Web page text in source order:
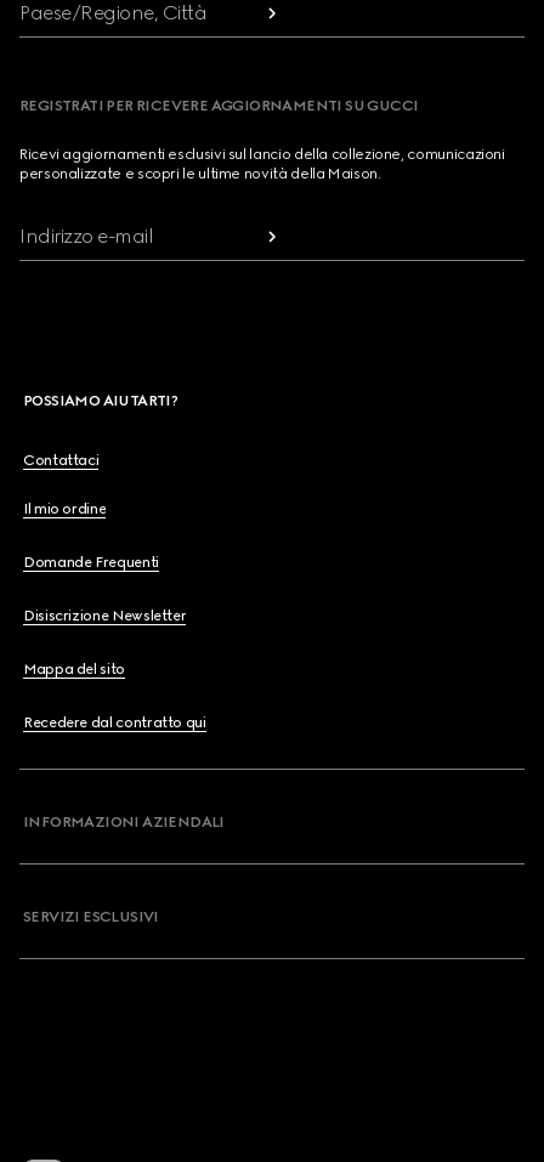
Paese/Regione, Città
REGISTRATI PER RICEVERE AGGIORNAMENTI SU GUCCI
Ricevi aggiornamenti esclusivi sul lancio della collezione, comunicazioni
personalizzate e scopri le ultime novità della Maison.
Indirizzo e-mail
POSSIAMO AIUTARTI?
Contattaci
Il mio ordine
Domande Frequenti
Disiscrizione Newsletter
Mappa del sito
Recedere dal contratto qui
INFORMAZIONI AZIENDALI
SERVIZI ESCLUSIVI